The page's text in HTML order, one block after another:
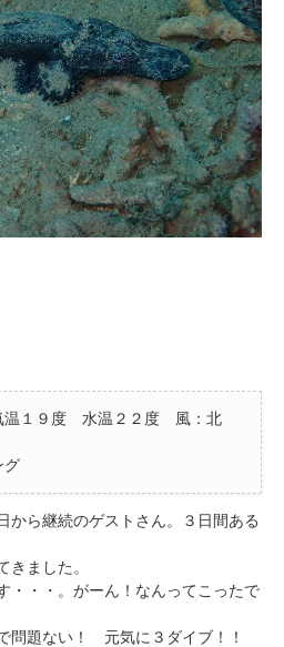
温１９度 水温２２度 風：北
グ
から継続のゲストさん。３日間ある
きました。
・・・。がーん！なんってこったで
問題ない！ 元気に３ダイブ！！